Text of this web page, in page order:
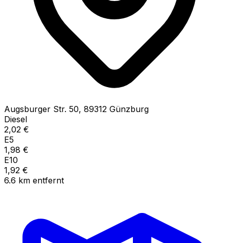
Augsburger Str. 50, 89312 Günzburg
Diesel
2,02 €
E5
1,98 €
E10
1,92 €
6.6 km entfernt